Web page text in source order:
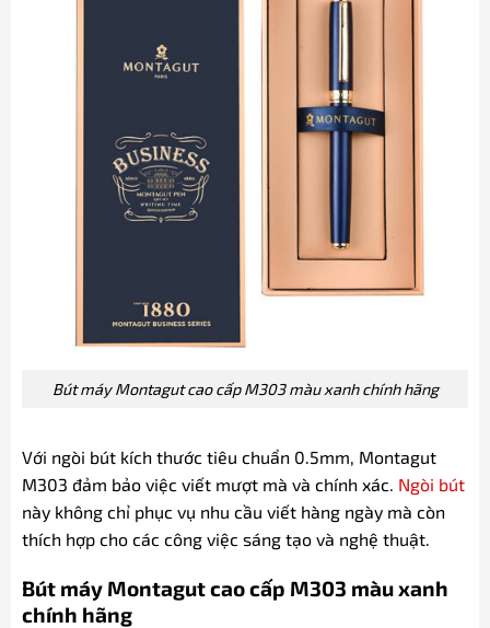
Bút máy Montagut cao cấp M303 màu xanh chính hãng
Với ngòi bút kích thước tiêu chuẩn 0.5mm, Montagut
M303 đảm bảo việc viết mượt mà và chính xác. Ngòi bút
này không chỉ phục vụ nhu cầu viết hàng ngày mà còn
thích hợp cho các công việc sáng tạo và nghệ thuật.
Bút máy Montagut cao cấp M303 màu xanh
chính hãng